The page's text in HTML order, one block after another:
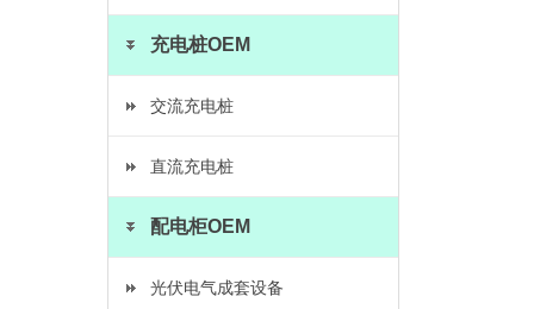
充电桩OEM
交流充电桩
直流充电桩
配电柜OEM
光伏电气成套设备